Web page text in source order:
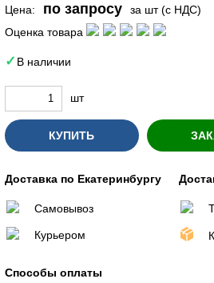
Цена: по запросу
за шт (с НДС)
Оценка товара
В наличии
шт
КУПИТЬ
Доставка по Екатеринбургу
Самовывоз
Курьером
Способы оплаты